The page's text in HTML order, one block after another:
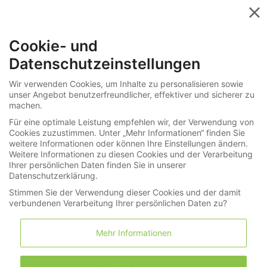
Informationen
Wie kann ich einliefern?
Ihre Suche nach "G" in Uhren / Schmuck
ergab: 0 Treffer
Suche
Cookie- und
Datenschutzeinstellungen
Wir verwenden Cookies, um Inhalte zu personalisieren sowie
unser Angebot benutzerfreundlicher, effektiver und sicherer zu
machen.
Für eine optimale Leistung empfehlen wir, der Verwendung von
Cookies zuzustimmen. Unter „Mehr Informationen“ finden Sie
weitere Informationen oder können Ihre Einstellungen ändern.
Weitere Informationen zu diesen Cookies und der Verarbeitung
Ihrer persönlichen Daten finden Sie in unserer
Datenschutzerklärung.
Stimmen Sie der Verwendung dieser Cookies und der damit
verbundenen Verarbeitung Ihrer persönlichen Daten zu?
Mehr Informationen